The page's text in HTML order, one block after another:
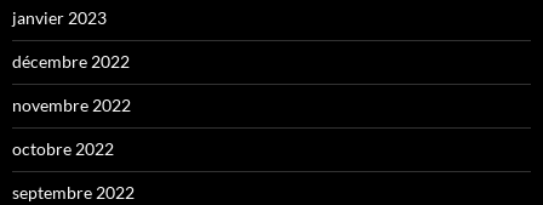
janvier 2023
décembre 2022
novembre 2022
octobre 2022
septembre 2022